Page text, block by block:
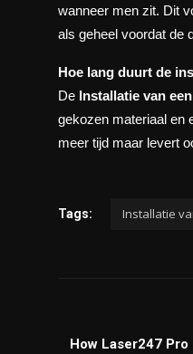
wanneer men zit. Dit
als geheel voordat de
Hoe lang duurt de
De Installatie van
gekozen materiaal en
meer tijd maar levert
Tags: Installatie
How Laser247